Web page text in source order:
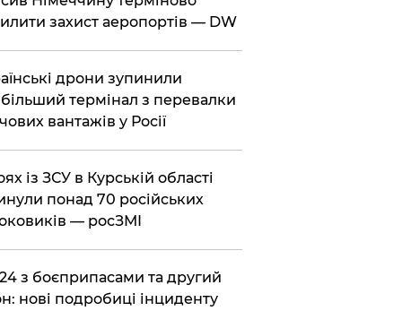
захист аеропортів — DW
дрони зупинили
термінал з перевалки
вантажів у Росії
із ЗСУ в Курській області
понад 70 російських
— росЗМІ
з боєприпасами та другий
нові подробиці інциденту